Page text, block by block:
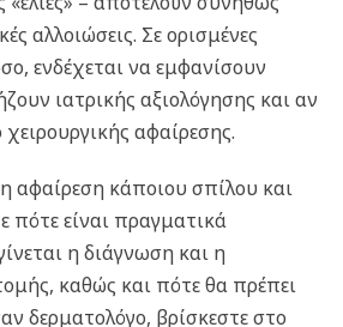
αλλοιώσεις. Σε ορισμένες
ενδέχεται να εμφανίσουν
ιατρικής αξιολόγησης και αν
αφαίρεσης.
αφαίρεση κάποιου σπίλου και
πότε είναι πραγματικά
η διάγνωση και η
καθώς και πότε θα πρέπει
δερματολόγο, βρίσκεστε στο